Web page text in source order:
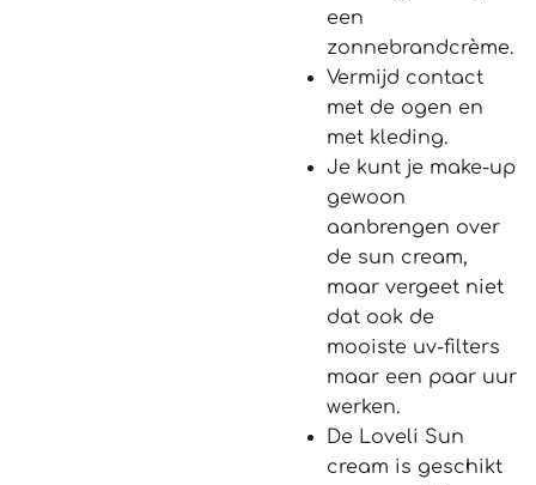
een
zonnebrandcrème.
Vermijd contact
met de ogen en
met kleding.
Je kunt je make-up
gewoon
aanbrengen over
de sun cream,
maar vergeet niet
dat ook de
mooiste uv-filters
maar een paar uur
werken.
De Loveli Sun
cream is geschikt